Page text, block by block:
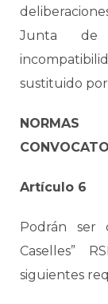
Junta de
sustituido
Artículo 6
Podrán ser
Caselles”
siguientes